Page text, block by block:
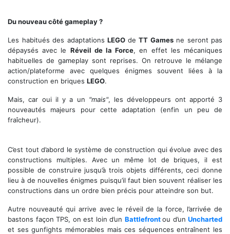
Du nouveau côté gameplay ?
Les habitués des adaptations LEGO de TT Gamesne seront pas
dépaysés avec le Réveil de la Force, en effet les mécaniques
habituelles de gameplay sont reprises. On retrouve le mélange
action/plateforme avec quelques énigmes souvent liées à la
construction en briques LEGO.
Mais, car oui il y a un "mais", les développeurs ont apporté 3
nouveautés majeurs pour cette adaptation (enfin un peu de
fraîcheur).
C’est tout d’abord le système de construction qui évolue avec des
constructions multiples. Avec un même lot de briques, il est
possible de construire jusqu’à trois objets différents, ceci donne
lieu à de nouvelles énigmes puisqu’il faut bien souvent réaliser les
constructions dans un ordre bien précis pour atteindre son but.
Autre nouveauté qui arrive avec le réveil de la force, l’arrivée de
bastons façon TPS, on est loin d’un Battlefront ou d’un Uncharted
et ses gunfights mémorables mais ces séquences entraînent les